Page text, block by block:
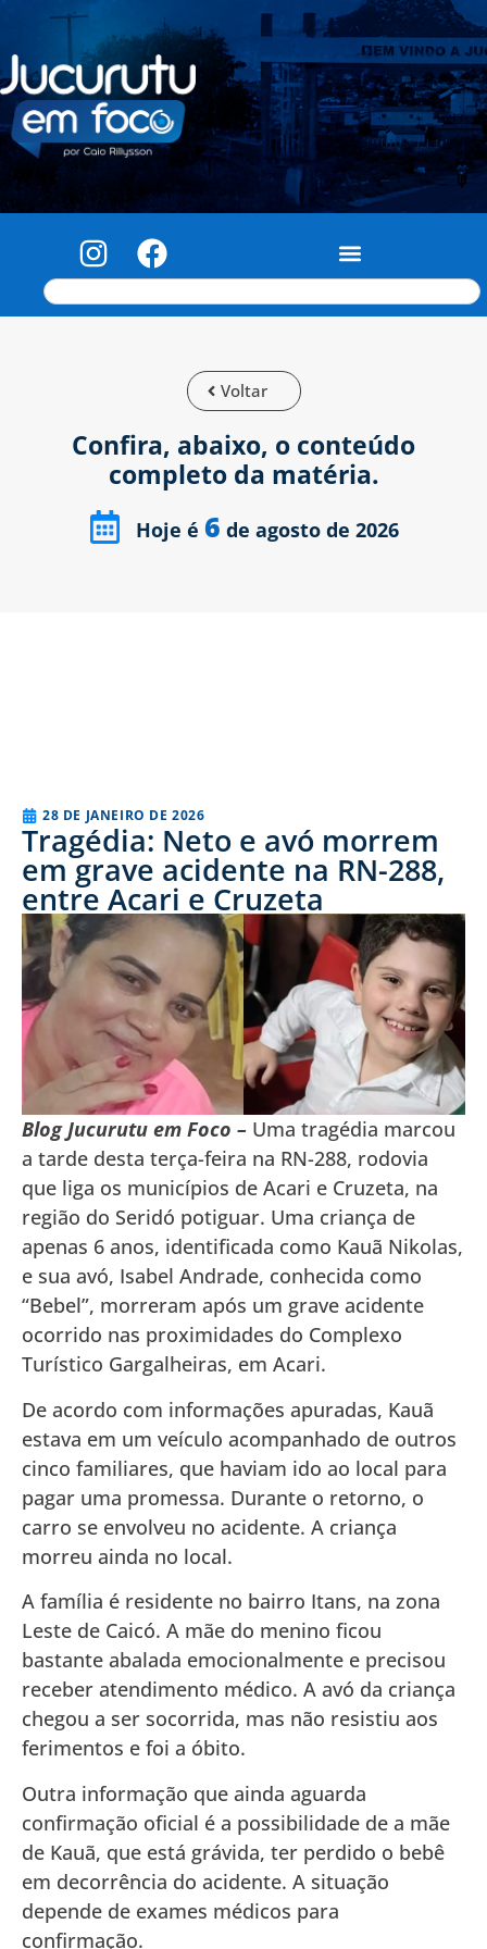
Voltar
Confira, abaixo, o conteúdo
completo da matéria.
Hoje é 6 de agosto de 2026
28 DE JANEIRO DE 2026
Tragédia: Neto e avó morrem
em grave acidente na RN-288,
entre Acari e Cruzeta
Blog Jucurutu em Foco – Uma tragédia marcou
a tarde desta terça-feira na RN-288, rodovia
que liga os municípios de Acari e Cruzeta, na
região do Seridó potiguar. Uma criança de
apenas 6 anos, identificada como Kauã Nikolas,
e sua avó, Isabel Andrade, conhecida como
“Bebel”, morreram após um grave acidente
ocorrido nas proximidades do Complexo
Turístico Gargalheiras, em Acari.
De acordo com informações apuradas, Kauã
estava em um veículo acompanhado de outros
cinco familiares, que haviam ido ao local para
pagar uma promessa. Durante o retorno, o
carro se envolveu no acidente. A criança
morreu ainda no local.
A família é residente no bairro Itans, na zona
Leste de Caicó. A mãe do menino ficou
bastante abalada emocionalmente e precisou
receber atendimento médico. A avó da criança
chegou a ser socorrida, mas não resistiu aos
ferimentos e foi a óbito.
Outra informação que ainda aguarda
confirmação oficial é a possibilidade de a mãe
de Kauã, que está grávida, ter perdido o bebê
em decorrência do acidente. A situação
depende de exames médicos para
confirmação.